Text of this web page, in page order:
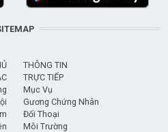
THÔNG TIN
TRỰC TIẾP
Mục Vụ
Gương Chứng Nhân
Đối Thoại
Môi Trường